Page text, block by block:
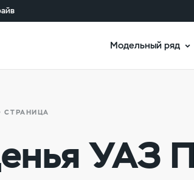
Модельный ряд
СТРАНИЦА
УАЗ